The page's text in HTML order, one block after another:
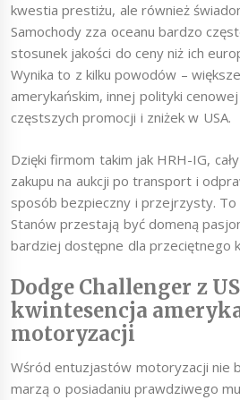
kwestia prestiżu, ale również
Samochody zza oceanu bardzo
stosunek jakości do ceny niż ich
Wynika to z kilku powodów –
amerykańskim, innej polityki
częstszych promocji i zniżek w USA.
Dzięki firmom takim jak HRH-IG,
zakupu na aukcji po transport i
sposób bezpieczny i przejrzysty. To
Stanów przestają być domeną
bardziej dostępne dla przeciętnego
Dodge Challenger z
kwintesencja
motoryzacji
Wśród entuzjastów motoryzacji nie
marzą o posiadaniu prawdziwego